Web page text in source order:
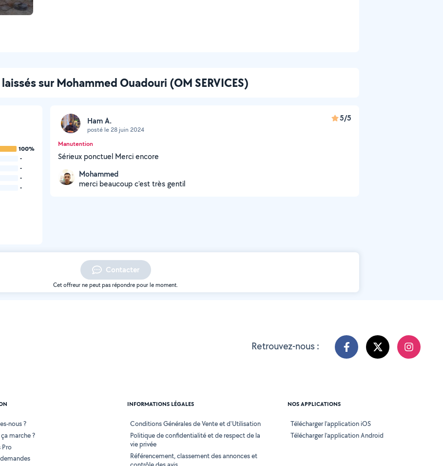
sur Mohammed Ouadouri (OM SERVICES)
100%
-
-
-
-
Ham A.
posté le 28 juin 2024
5/5
Manutention
Sérieux ponctuel Merci encore
Mohammed
merci beaucoup c'est très gentil
Contacter
Cet offreur ne peut pas répondre pour le moment.
Retrouvez-nous :
nous ?
marche ?
Pro
INFORMATIONS LÉGALES
Conditions Générales de Vente et d'Utilisation
Politique de confidentialité et de respect de la
vie privée
Référencement, classement des annonces et
NOS APPLICATIONS
Télécharger l’application iOS
Télécharger l’application Android